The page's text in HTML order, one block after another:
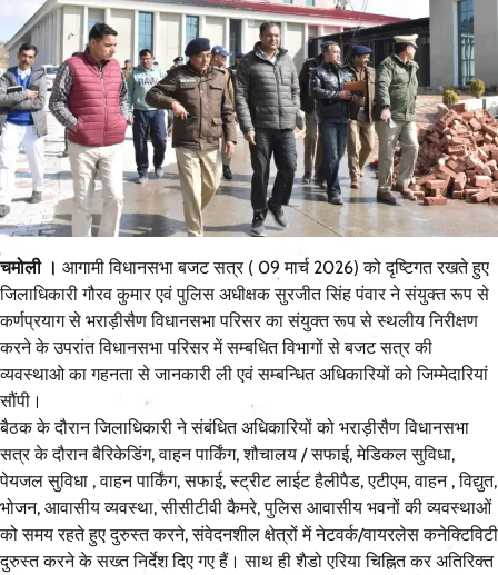
चमोली । आगामी विधानसभा बजट सत्र ( 09 मार्च 2026) को दृष्टिगत रखते हुए
जिलाधिकारी गौरव कुमार एवं पुलिस अधीक्षक सुरजीत सिंह पंवार ने संयुक्त रूप से
कर्णप्रयाग से भराड़ीसैण विधानसभा परिसर का संयुक्त रूप से स्थलीय निरीक्षण
करने के उपरांत विधानसभा परिसर में सम्बधित विभागों से बजट सत्र की
व्यवस्थाओ का गहनता से जानकारी ली एवं सम्बन्धित अधिकारियों को जिम्मेदारियां
सौंपी।
बैठक के दौरान जिलाधिकारी ने संबंधित अधिकारियों को भराड़ीसैण विधानसभा
सत्र के दौरान बैरिकेडिंग, वाहन पार्किंग, शौचालय / सफाई, मेडिकल सुविधा,
पेयजल सुविधा , वाहन पार्किंग, सफाई, स्ट्रीट लाईट हैलीपैड, एटीएम, वाहन , विद्युत,
भोजन, आवासीय व्यवस्था, सीसीटीवी कैमरे, पुलिस आवासीय भवनों की व्यवस्थाओं
को समय रहते हुए दुरुस्त करने, संवेदनशील क्षेत्रों में नेटवर्क/वायरलेस कनेक्टिविटी
दुरुस्त करने के सख्त निर्देश दिए गए हैं। साथ ही शैडो एरिया चिह्नित कर अतिरिक्त